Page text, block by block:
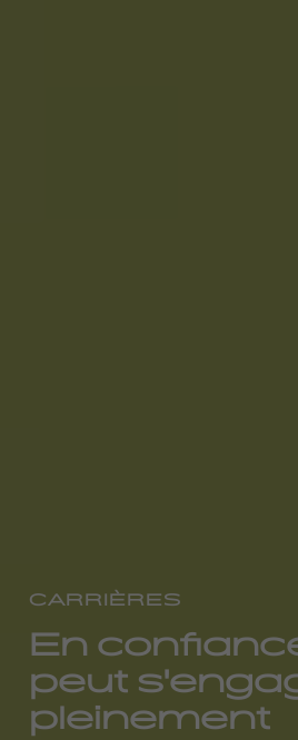
CARRIÈRES
En
peut
pleinement